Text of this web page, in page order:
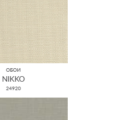
ОБОИ
NIKKO
24920